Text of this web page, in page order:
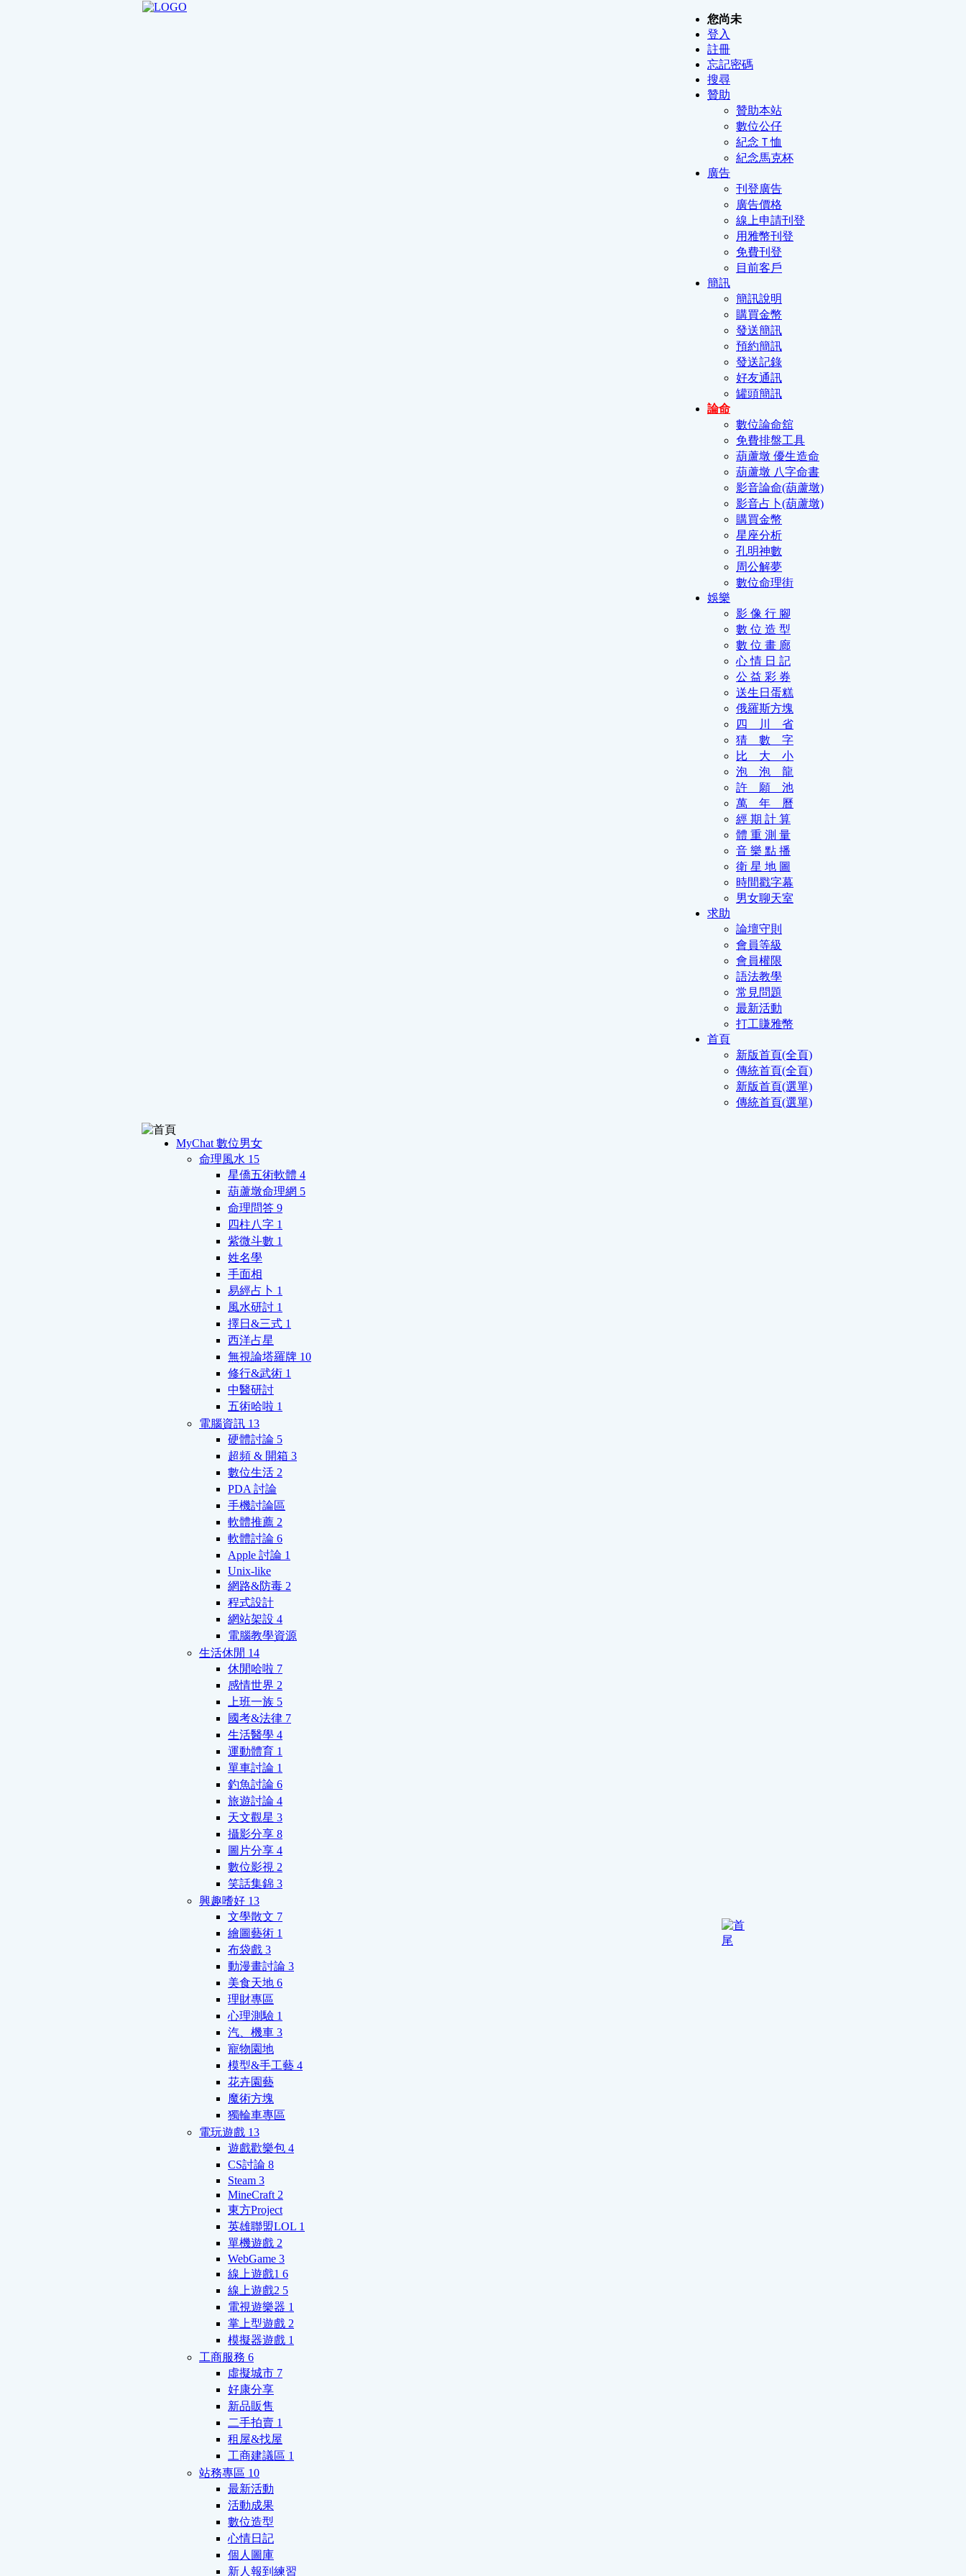
您尚未
登入
註冊
忘記密碼
搜尋
贊助
贊助本站
數位公仔
紀念Ｔ恤
紀念馬克杯
廣告
刊登廣告
廣告價格
線上申請刊登
用雅幣刊登
免費刊登
目前客戶
簡訊
簡訊說明
購買金幣
發送簡訊
預約簡訊
發送記錄
好友通訊
罐頭簡訊
論命
數位論命舘
免費排盤工具
葫蘆墩 優生造命
葫蘆墩 八字命書
影音論命(葫蘆墩)
影音占卜(葫蘆墩)
購買金幣
星座分析
孔明神數
周公解夢
數位命理街
娛樂
影 像 行 腳
數 位 造 型
數 位 畫 廊
心 情 日 記
公 益 彩 券
送生日蛋糕
俄羅斯方塊
四 川 省
猜 數 字
比 大 小
泡 泡 龍
許 願 池
萬 年 曆
經 期 計 算
體 重 測 量
音 樂 點 播
衛 星 地 圖
時間戳字幕
男女聊天室
求助
論壇守則
會員等級
會員權限
語法教學
常見問題
最新活動
打工賺雅幣
首頁
新版首頁(全頁)
傳統首頁(全頁)
新版首頁(選單)
傳統首頁(選單)
MyChat 數位男女
命理風水 15
星僑五術軟體 4
葫蘆墩命理網 5
命理問答 9
四柱八字 1
紫微斗數 1
姓名學
手面相
易經占卜 1
風水研討 1
擇日&三式 1
西洋占星
無視論塔羅牌 10
修行&武術 1
中醫研討
五術哈啦 1
電腦資訊 13
硬體討論 5
超頻 & 開箱 3
數位生活 2
PDA 討論
手機討論區
軟體推薦 2
軟體討論 6
Apple 討論 1
Unix-like
網路&防毒 2
程式設計
網站架設 4
電腦教學資源
生活休閒 14
休閒哈啦 7
感情世界 2
上班一族 5
國考&法律 7
生活醫學 4
運動體育 1
單車討論 1
釣魚討論 6
旅遊討論 4
天文觀星 3
攝影分享 8
圖片分享 4
數位影視 2
笑話集錦 3
興趣嗜好 13
文學散文 7
繪圖藝術 1
布袋戲 3
動漫畫討論 3
美食天地 6
理財專區
心理測驗 1
汽、機車 3
寵物園地
模型&手工藝 4
花卉園藝
魔術方塊
獨輪車專區
電玩遊戲 13
遊戲歡樂包 4
CS討論 8
Steam 3
MineCraft 2
東方Project
英雄聯盟LOL 1
單機遊戲 2
WebGame 3
線上遊戲1 6
線上遊戲2 5
電視遊樂器 1
掌上型遊戲 2
模擬器遊戲 1
工商服務 6
虛擬城市 7
好康分享
新品販售
二手拍賣 1
租屋&找屋
工商建議區 1
站務專區 10
最新活動
活動成果
數位造型
心情日記
個人圖庫
新人報到練習